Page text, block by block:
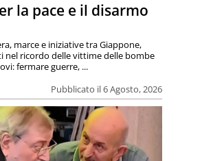
la pace e il disarmo
Pubblicato il 6 Agosto, 2026
marce e iniziative tra Giappone,
nel ricordo delle vittime delle bombe
fermare guerre, ...